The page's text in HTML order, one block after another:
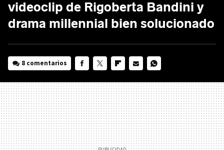
videoclip de Rigoberta Bandini y
drama millennial bien solucionado
8 comentarios
MAIL